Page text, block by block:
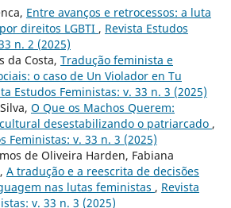
Entre avanços e retrocessos: a luta
direitos LGBTI , Revista Estudos
n. 2 (2025)
da Costa, Tradução feminista e
o caso de Un Violador en Tu
Estudos Feministas: v. 33 n. 3 (2025)
O Que os Machos Querem:
desestabilizando o patriarcado ,
Feministas: v. 33 n. 3 (2025)
de Oliveira Harden, Fabiana
A tradução e a reescrita de decisões
nas lutas feministas , Revista
v. 33 n. 3 (2025)